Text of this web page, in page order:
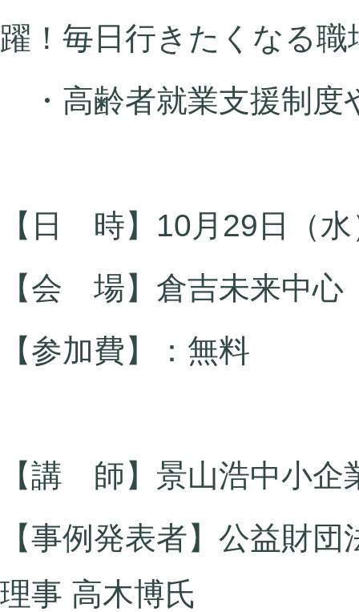
躍！毎日行きたくなる職
・高齢者就業支援制
【日 時】10月29日（
【会 場】 倉吉未来中心
【参加費】：無料
【講 師】景山浩中小企
【事例発表者】公益財
理事 高木博氏